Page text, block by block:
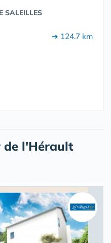
SALEILLES
➔ 124.7 km
de l'Hérault